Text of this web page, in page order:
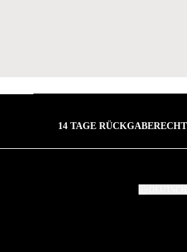
14 TAGE RÜCKGABERECHT